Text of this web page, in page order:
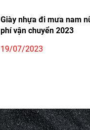
Giày nhựa đi mưa nam
phí vận chuyển 2023
19/07/2023